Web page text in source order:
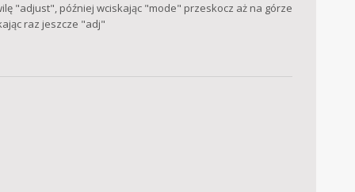
"adjust", później wciskając "mode" przeskocz aż na górze
raz jeszcze "adj"